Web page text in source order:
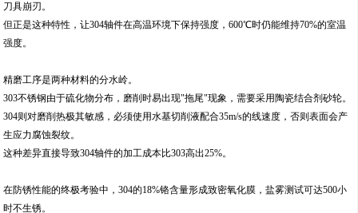
刀具崩刃。
但正是这种特性，让304轴件在高温环境下保持强度，600℃时仍能维持70%的室温
强度。
精磨工序是两种材料的分水岭。
303不锈钢由于硫化物分布，磨削时易出现"拖尾"现象，需要采用陶瓷结合剂砂轮。
304则对磨削热极其敏感，必须使用水基切削液配合35m/s的线速度，否则表面会产
生应力腐蚀裂纹。
这种差异直接导致304轴件的加工成本比303高出25%。
在防锈性能的终极考验中，304的18%铬含量形成致密氧化膜，盐雾测试可达500小
时不生锈。